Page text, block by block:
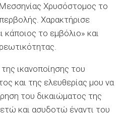
Χρυσόστομος το
Χαρακτήρισε
κάποιος το εμβόλιο» και
ικανοποίησης του
και της ελευθερίας μου να
του δικαιώματος της
και ασυδοτώ έναντι του